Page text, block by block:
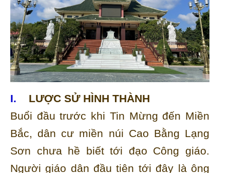
I. LƯỢC SỬ HÌNH THÀNH
Buổi đầu trước khi Tin Mừng đến Miền
Bắc, dân cư miền núi Cao Bằng Lạng
Sơn chưa hề biết tới đạo Công giáo.
Người giáo dân đầu tiên tới đây là ông